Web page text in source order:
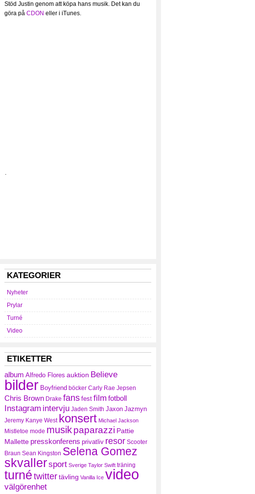
Stöd Justin genom att köpa hans musik. Det kan du
göra på CDON eller i iTunes.
.
KATEGORIER
Nyheter
Prylar
Turné
Video
ETIKETTER
album Alfredo Flores auktion Believe
bilder Boyfriend böcker Carly Rae Jepsen
Chris Brown Drake fans fest film fotboll
Instagram intervju Jaden Smith Jaxon Jazmyn
Jeremy Kanye West konsert Michael Jackson
Mistletoe mode musikpaparazzi Pattie
Mallette presskonferens privatliv resor Scooter
Braun Sean Kingston Selena Gomez
skvallersport Sverige Taylor Swift träning
turné twittertävling Vanilla Ice video
välgörenhet